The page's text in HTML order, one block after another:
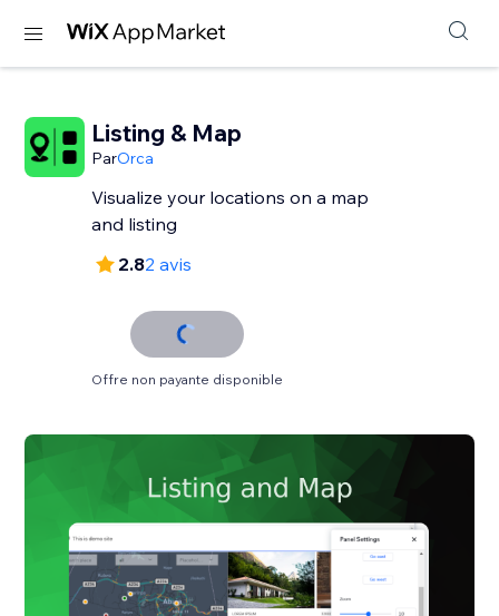
Listing & Map
ParOrca
Visualize your locations on a map
and listing
2.82 avis
Offre non payante disponible